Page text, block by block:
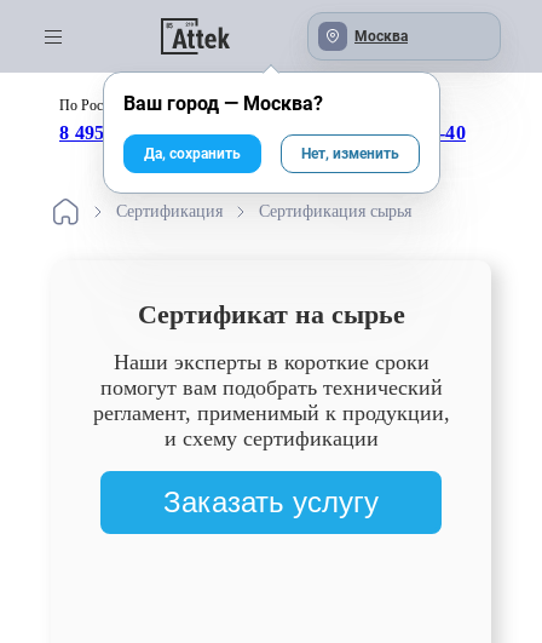
Москва
По России бесплатно:
8 495 246-04-43 8 800 333-25-40
Сертификация Сертификация сырья
Сертификат на сырье
Наши эксперты в короткие сроки
помогут вам подобрать технический
регламент, применимый к продукции,
и схему сертификации
Заказать услугу
Ваш город — Москва?
Да, сохранить Нет, изменить